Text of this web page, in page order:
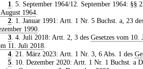
1
. 5. September 1964/12. September 1964: §§
1964
2. 1. Januar 1991: Artt. 1 Nr. 5 Buchst. a, 23
1990
3. 4. Juli 2018: Artt. 2, 3 des Gesetzes vom 10.
11. Juli 2018
4. 21. März 2023: Artt. 1 Nr. 3, 6 Abs. 1 des
5. 10. Dezember 2020: Artt. 1 Nr. 1 Buchst. a